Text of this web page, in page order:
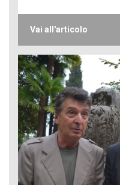
Vai all'articolo